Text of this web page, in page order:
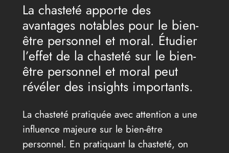
La chasteté apporte des
avantages notables pour le bien-
être personnel et moral. Étudier
l’effet de la chasteté sur le bien-
être personnel et moral peut
révéler des insights importants.
La chasteté pratiquée avec attention a une
influence majeure sur le bien-être
personnel. En pratiquant la chasteté, on